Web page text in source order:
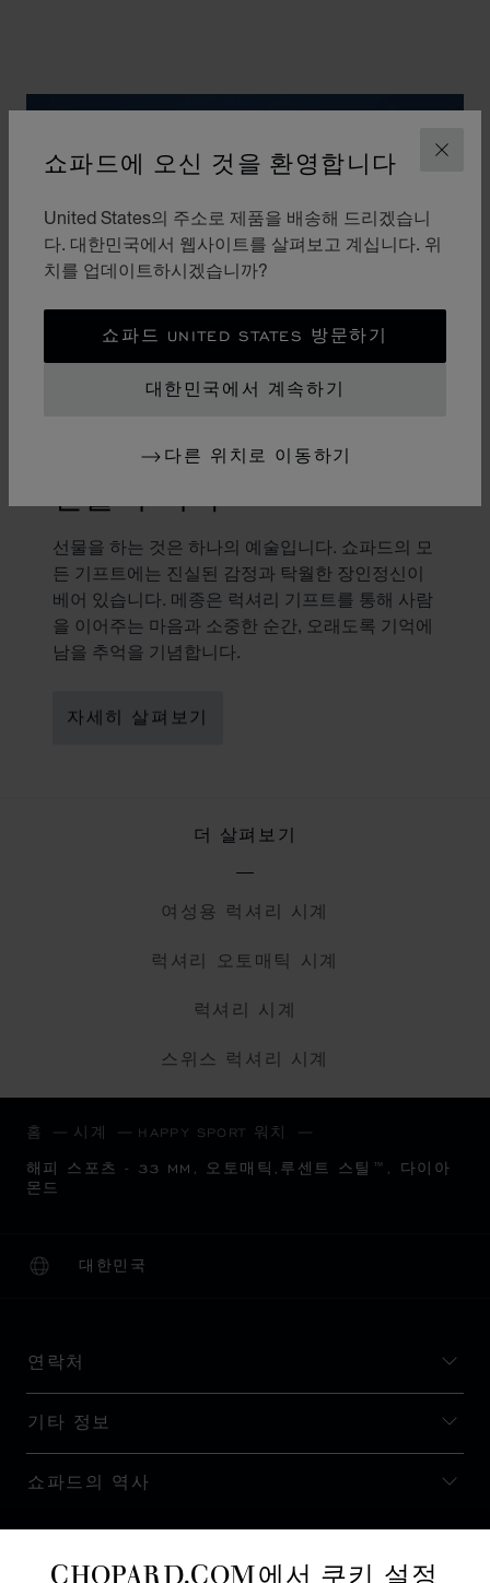
닫기
쇼파드에 오신 것을 환영합니다
United States의 주소로 제품을 배송해 드리겠습니
다. 대한민국에서 웹사이트를 살펴보고 계십니다. 위
치를 업데이트하시겠습니까?
쇼파드 UNITED STATES 방문하기
대한민국에서 계속하기
다른 위치로 이동하기
선물을 하는 것은 하나의 예술입니다. 쇼파드의 모
든 기프트에는 진실된 감정과 탁월한 장인정신이
베어 있습니다. 메종은 럭셔리 기프트를 통해 사람
을 이어주는 마음과 소중한 순간, 오래도록 기억에
남을 추억을 기념합니다.
자세히 살펴보기
더 살펴보기
여성용 럭셔리 시계
럭셔리 오토매틱 시계
럭셔리 시계
스위스 럭셔리 시계
홈 시계 HAPPY SPORT 워치
해피 스포츠 - 33 MM, 오토매틱,루센트 스틸™, 다이아
몬드
대한민국
현지화(국가 변경)
국가 변경
연락처
기타 정보
쇼파드의 역사
CHOPARD.COM에서 쿠키 설정